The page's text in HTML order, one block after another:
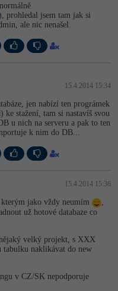
prohledal jsem tam jak si
ale nic nenašel.
15.4.2014 15:34
jen nabízí ten prográmek
ke stažení, tam si nastavíš svou
u nich na serveru a pak to ten
k nim do DB...
15.4.2014 15:36
jako vždy neumím
už hotové databaze co
velký projekt, s XXX
tabulku naklikávat do new
v CZ/SK nepodporuje